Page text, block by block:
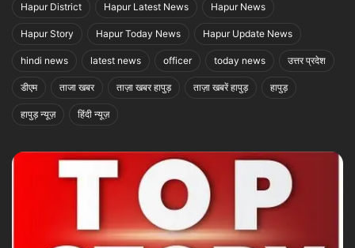
Hapur District Hapur Latest News Hapur News
Hapur Story Hapur Today News Hapur Update News
hindi news latest news officer today news उत्तर प्रदेश
डीएम ताजा खबर ताज़ा खबर हापुड़ ताज़ा खबरें हापुड़ हापुड़
हापुड़ न्यूज़ हिंदी न्यूज़